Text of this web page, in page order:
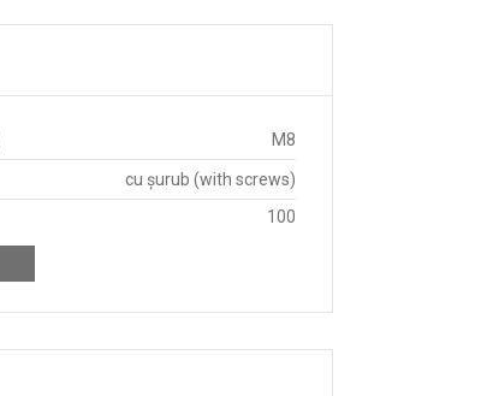
M8
cu șurub (with screws)
100